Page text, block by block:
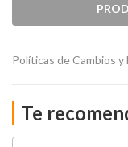
Políticas de Cambios y
Te